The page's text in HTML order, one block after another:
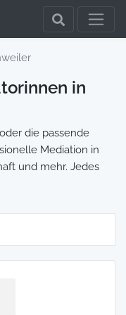
in
die passende
Mediation in
und mehr. Jedes
und
können.
sondern stellen die